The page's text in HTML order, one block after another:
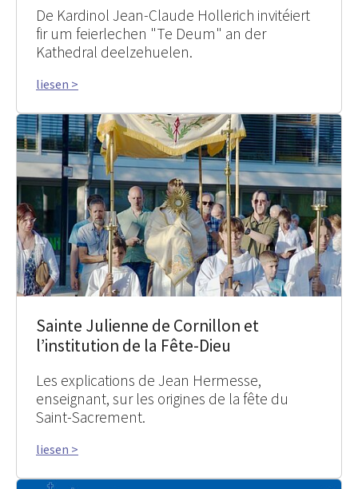
De Kardinol Jean-Claude Hollerich invitéiert
fir um feierlechen "Te Deum" an der
Kathedral deelzehuelen.
liesen >
Sainte Julienne de Cornillon et
l’institution de la Fête-Dieu
Les explications de Jean Hermesse,
enseignant, sur les origines de la fête du
Saint-Sacrement.
liesen >